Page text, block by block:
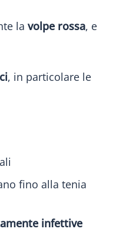
la volpe rossa, e
, in particolare le
fino alla tenia
infettive